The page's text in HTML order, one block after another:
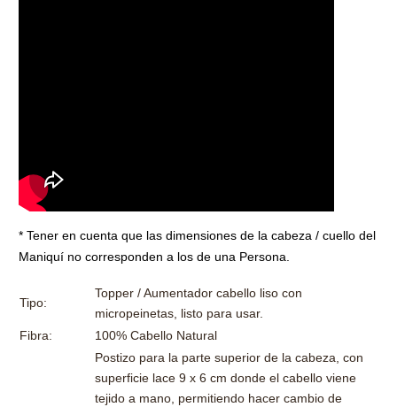
* Tener en cuenta que las dimensiones de la cabeza / cuello del
Maniquí no corresponden a los de una Persona.
Tipo:
Topper / Aumentador cabello liso con
micropeinetas, listo para usar.
Fibra:
100% Cabello Natural
Postizo para la parte superior de la cabeza, con
superficie lace 9 x 6 cm donde el cabello viene
tejido a mano, permitiendo hacer cambio de